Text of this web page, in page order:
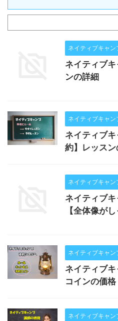
ネイティブキャン
ネイティブ
ンの詳細
ネイティブキャン
ネイティブ
約】レッス
ネイティブキャン
ネイティブ
【全体像が
ネイティブキャン
ネイティブ
コインの価格
ネイティブキャン